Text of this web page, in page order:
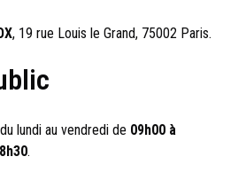
, 19 rue Louis le Grand, 75002 Paris.
lundi au vendredi de 09h00 à
.